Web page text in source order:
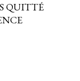
QUITTÉ